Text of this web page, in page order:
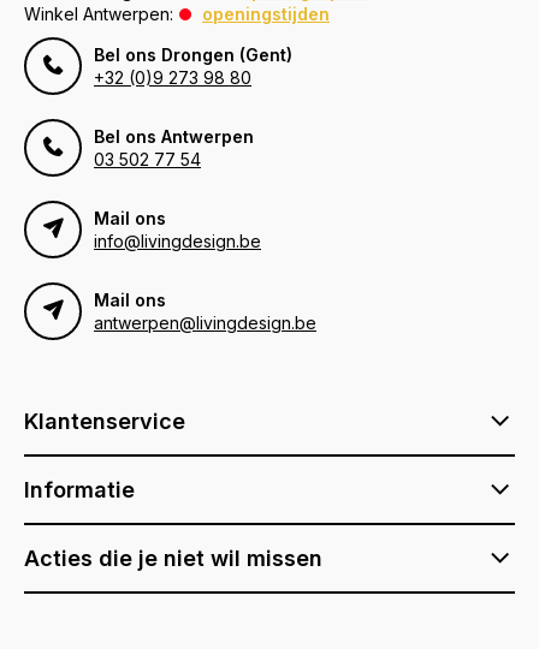
Winkel Antwerpen:
openingstijden
Bel ons Drongen (Gent)
+32 (0)9 273 98 80
Bel ons Antwerpen
03 502 77 54
Mail ons
info@livingdesign.be
Mail ons
antwerpen@livingdesign.be
Klantenservice
Informatie
Acties die je niet wil missen